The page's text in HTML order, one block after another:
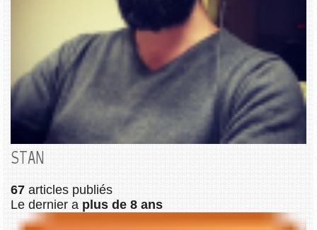
STAN
67 articles publiés
Le dernier a plus de 8 ans